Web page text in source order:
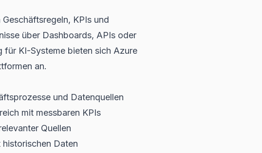
KPIs und
über Dashboards, APIs oder
für KI-Systeme bieten sich Azure
an.
und Datenquellen
mit messbaren KPIs
Quellen
Daten